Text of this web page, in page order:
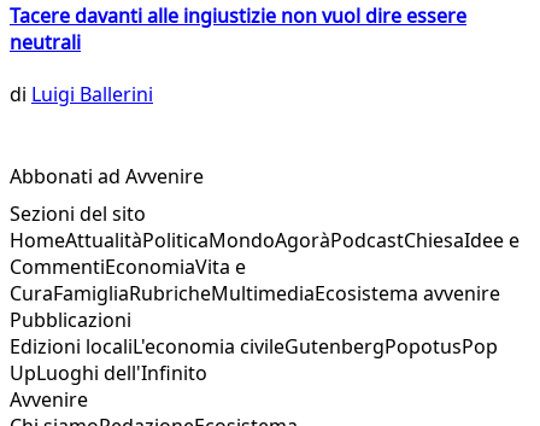
Tacere davanti alle ingiustizie non vuol dire essere
neutrali
di Luigi Ballerini
Abbonati ad Avvenire
Sezioni del sito
HomeAttualitàPoliticaMondoAgoràPodcastChiesaIdee e
CommentiEconomiaVita e
CuraFamigliaRubricheMultimediaEcosistema avvenire
Pubblicazioni
Edizioni localiL'economia civileGutenbergPopotusPop
UpLuoghi dell'Infinito
Avvenire